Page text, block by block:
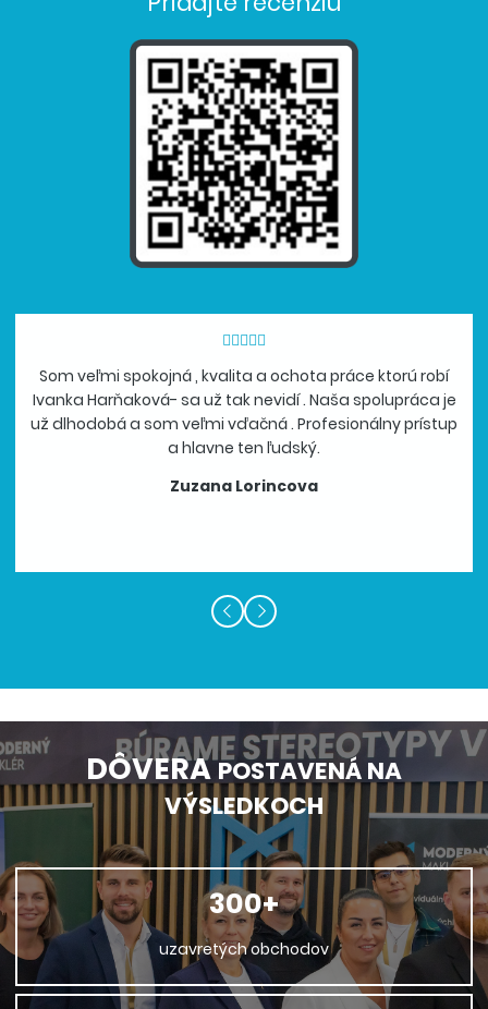
Som veľmi spokojná , kvalita a ochota práce ktorú robí
Ivanka Harňaková- sa už tak nevidí . Naša spolupráca je
už dlhodobá a som veľmi vďačná . Profesionálny prístup
a hlavne ten ľudský.
Zuzana Lorincova
DÔVERAPOSTAVENÁ NA
VÝSLEDKOCH
300+
uzavretých obchodov